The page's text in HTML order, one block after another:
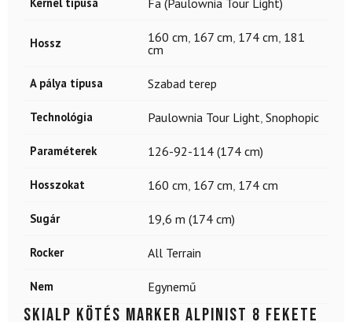
Fa (Paulownia Tour Light)
Hossz 160 cm, 167 cm, 174 cm, 181
cm
A pálya típusa Szabad terep
Technológia Paulownia Tour Light, Snophopic
Paraméterek 126-92-114 (174 cm)
Hosszokat 160 cm, 167 cm, 174 cm
Sugár 19,6 m (174 cm)
Rocker All Terrain
Nem Egynemű
Skialp kötés MARKER Alpinist 8 fekete